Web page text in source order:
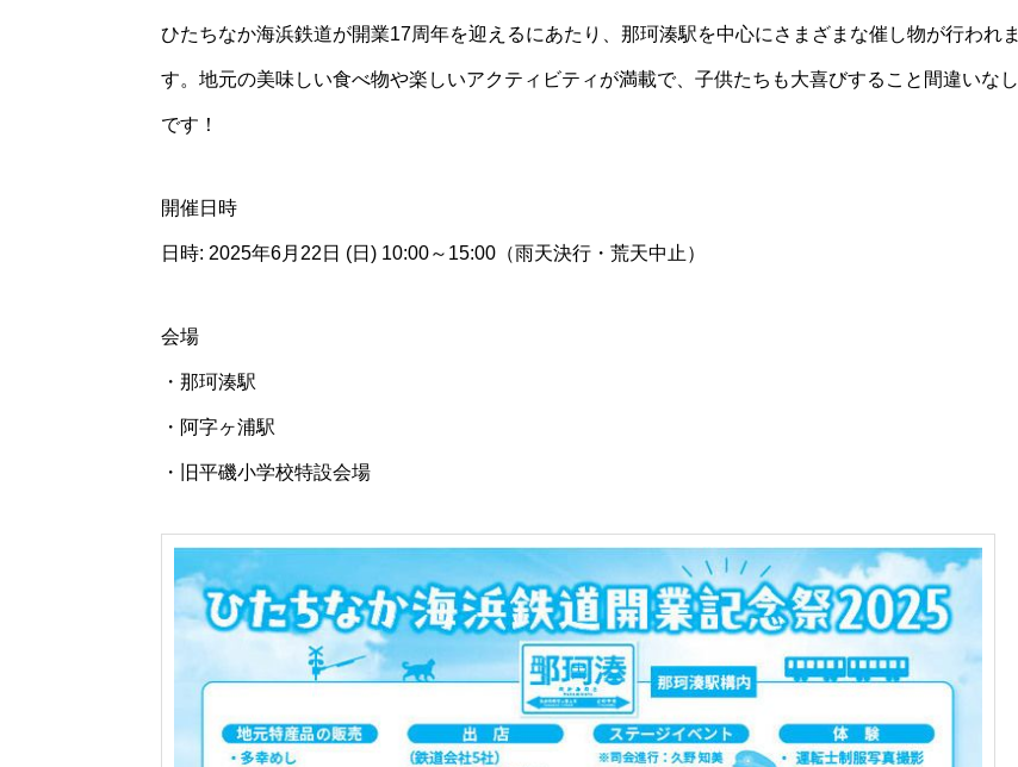
ひたちなか海浜鉄道が開業17周年を迎えるにあたり、那珂湊駅を中心にさまざまな催し物が行われま
す。地元の美味しい食べ物や楽しいアクティビティが満載で、子供たちも大喜びすること間違いなし
です！
開催日時
日時: 2025年6月22日 (日) 10:00～15:00（雨天決行・荒天中止）
会場
・那珂湊駅
・阿字ヶ浦駅
・旧平磯小学校特設会場